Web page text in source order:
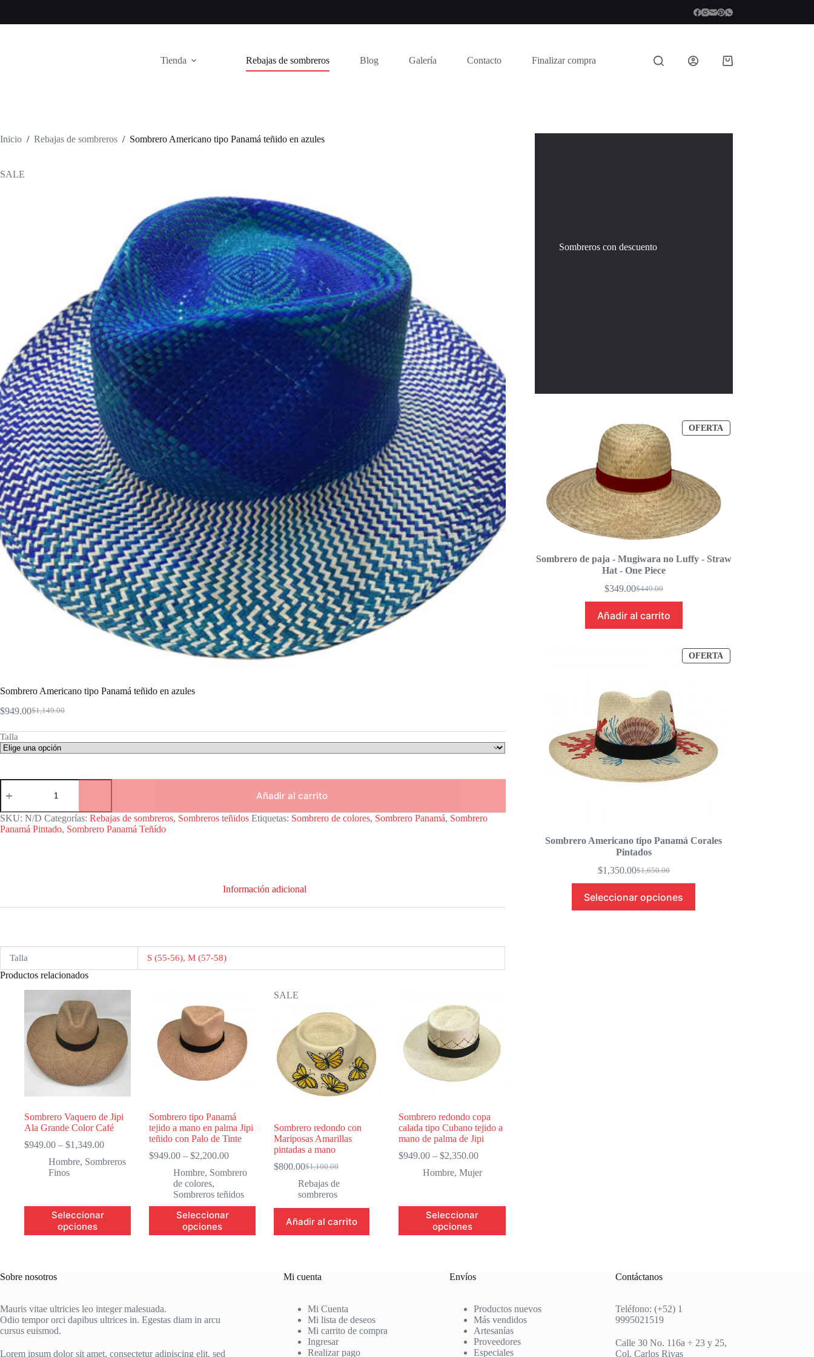
contenido
Tienda Rebajas de sombreros Blog Galería Contacto Finalizar compra
Shopping
Inicio / Rebajas de sombreros / Sombrero Americano tipo Panamá teñido en azules
SALE
Sombrero Americano tipo Panamá teñido en azules
$1,149.00
Original
$1,149.00.
$949.00Current
$949.00.
Talla
Sombrero
Americano
Panamá
teñido
en
Añadir al carrito
SKU: N/D Categorías: Rebajas de sombreros, Sombreros teñidos Etiquetas: Sombrero de colores, Sombrero Panamá, Sombrero
Panamá Pintado, Sombrero Panamá Teñído
Información adicional
Talla S (55-56), M (57-58)
Productos relacionados
Sombrero Vaquero de Jipi
Ala Grande Color Café
$949.00 – $1,349.00Price
$949.00
Hombre, Sombreros
Finos
Seleccionar
opciones
producto
opciones
elegir
en
la
de
Sombrero tipo Panamá
tejido a mano en palma Jipi
teñido con Palo de Tinte
$949.00 – $2,200.00Price
$949.00
$2,200.00
Hombre, Sombrero
de colores,
Sombreros teñidos
Seleccionar
opciones
producto
elegir
en
de
SALE
Sombrero redondo con
Mariposas Amarillas
pintadas a mano
$1,100.00
Original
price
was:
$800.00Current
price
is:
Rebajas de
sombreros
Añadir al carrito
Sombrero redondo copa
calada tipo Cubano tejido a
mano de palma de Jipi
$949.00 – $2,350.00Price
$949.00
Hombre,Mujer
Seleccionar
opciones
producto
Sombreros con descuento
OFERTA
EN
Sombrero de paja - Mugiwara no Luffy - Straw
Hat - One Piece
$449.00
Original
price
was:
$349.00Current
price
is:
Añadir al carrito
OFERTA
EN
Sombrero Americano tipo Panamá Corales
Pintados
$1,650.00
Original
price
was:
$1,350.00Current
price
is:
Seleccionar opciones
Sobre nosotros
Mauris vitae ultricies leo integer malesuada.
Odio tempor orci dapibus ultrices in. Egestas diam in arcu
cursus euismod.
Lorem ipsum dolor sit amet, consectetur adipiscing elit, sed
Mi cuenta
Mi Cuenta
Mi lista de deseos
Mi carrito de compra
Ingresar
Realizar pago
Envíos
Productos nuevos
Más vendidos
Artesanías
Proveedores
Especiales
Contáctanos
Teléfono: (+52) 1
9995021519
Calle 30 No. 116a ÷ 23 y 25,
Col. Carlos Rivas